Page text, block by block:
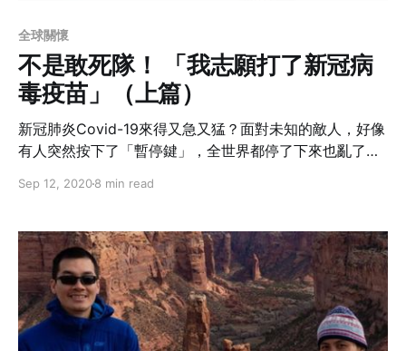
全球關懷
不是敢死隊！ 「我志願打了新冠病
毒疫苗」（上篇）
新冠肺炎Covid-19來得又急又猛？面對未知的敵人，好像
有人突然按下了「暫停鍵」，全世界都停了下來也亂了手
疫苗出來了，而有醫療背景的作者也成了第一批的自願施
Sep 12, 20208 min read